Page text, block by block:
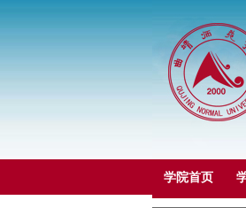
学院首页